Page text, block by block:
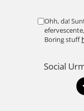
Ohh, da!
Boring stuff
Social